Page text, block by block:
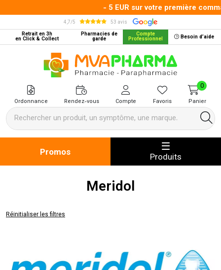
- 5 EUR sur votre première
4,7/5
53 avis
Retrait en 3h
en Click & Collect
Pharmacies de
garde
Compte
Professionnel Besoin d’aide
MVA Pharma Votre pharmacie
Ordonnance Rendez-vous Compte Favoris Panier
0
Promos Produits
Meridol
Réinitialiser les filtres